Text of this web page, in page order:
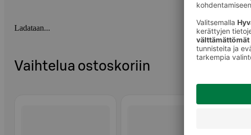
Ladataan...
Vaihtelua ostoskoriin